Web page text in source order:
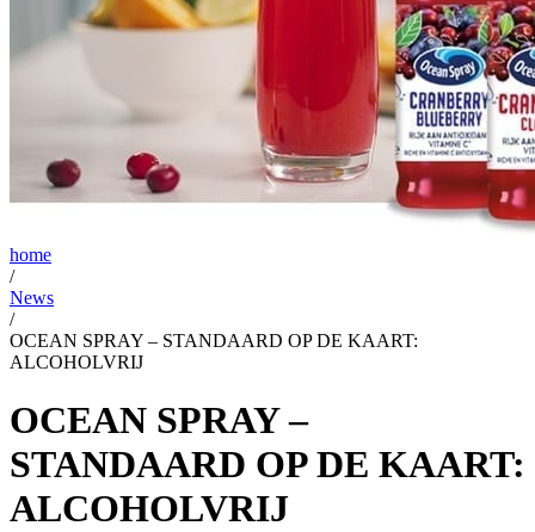
home
/
News
/
OCEAN SPRAY – STANDAARD OP DE KAART:
ALCOHOLVRIJ
OCEAN SPRAY –
STANDAARD OP DE KAART:
ALCOHOLVRIJ